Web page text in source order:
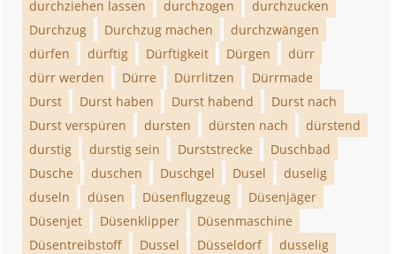
durchziehen lassen
durchzogen
durchzucken
Durchzug
Durchzug machen
durchzwängen
dürfen
dürftig Dürftigkeit Dürgen
dürr
dürr werden
Dürre Dürrlitzen
Dürrmade
Durst
Durst haben Durst habend
Durst nach
Durst verspüren
dursten dürsten nach
dürstend
durstig
durstig sein Durststrecke
Duschbad
Dusche
duschen Duschgel Dusel
duselig
duseln
düsen Düsenflugzeug
Düsenjäger
Düsenjet
Düsenklipper
Düsenmaschine
Düsentreibstoff
Dussel Düsseldorf
dusselig